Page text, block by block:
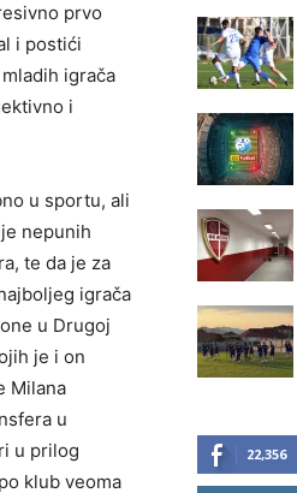
prvo
i postići
igrača
i
u sportu, ali
nepunih
te da je za
igrača
u Drugoj
je i on
Milana
u
u prilog
klub veoma
22,356